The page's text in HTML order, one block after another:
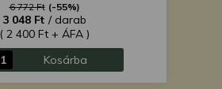
6 772 Ft (-55%)
3 048 Ft / darab
( 2 400 Ft + ÁFA )
Kosárba